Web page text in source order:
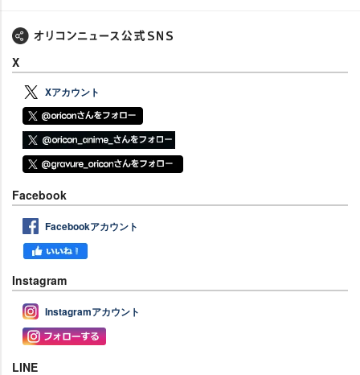
X
Xアカウント
Facebook
Facebookアカウント
Instagram
Instagramアカウント
LINE